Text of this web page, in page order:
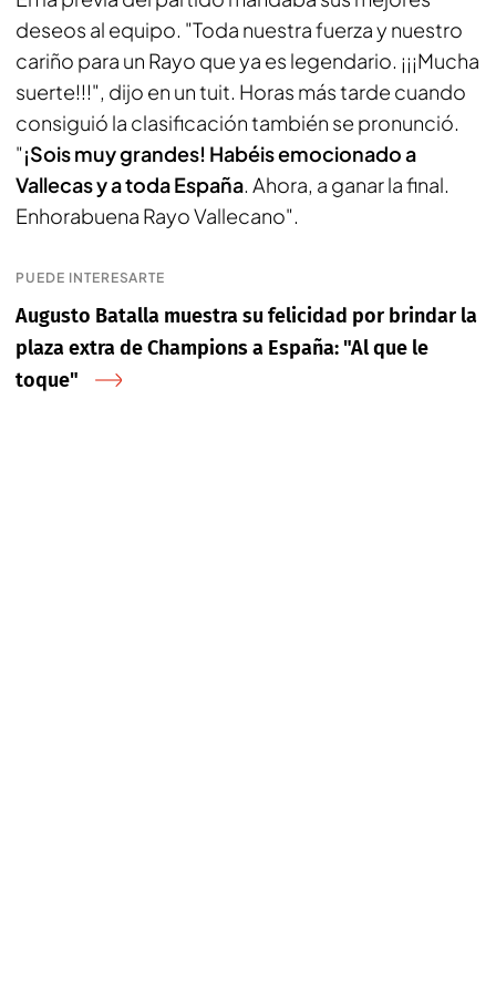
deseos al equipo. "Toda nuestra fuerza y nuestro
cariño para un Rayo que ya es legendario. ¡¡¡Mucha
suerte!!!", dijo en un tuit. Horas más tarde cuando
consiguió la clasificación también se pronunció.
"¡Sois muy grandes! Habéis emocionado a
Vallecas y a toda España. Ahora, a ganar la final.
Enhorabuena Rayo Vallecano".
PUEDE INTERESARTE
Augusto Batalla muestra su felicidad por brindar la
plaza extra de Champions a España: "Al que le
toque"